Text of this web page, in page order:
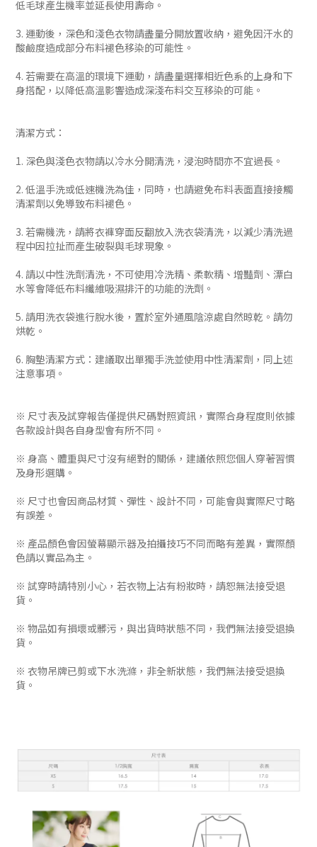
低毛球產生機率並延長使用壽命。
3. 運動後，深色和淺色衣物請盡量分開放置收納，避免因汗水的
酸鹼度造成部分布料褪色移染的可能性。
4. 若需要在高溫的環境下運動，請盡量選擇相近色系的上身和下
身搭配，以降低高溫影響造成深淺布料交互移染的可能。
清潔方式：
1. 深色與淺色衣物請以冷水分開清洗，浸泡時間亦不宜過長。
2. 低溫手洗或低速機洗為佳，同時，也請避免布料表面直接接觸
清潔劑以免導致布料褪色。
3. 若需機洗，請將衣褲穿面反翻放入洗衣袋清洗，以減少清洗過
程中因拉扯而產生破裂與毛球現象。
4. 請以中性洗劑清洗，不可使用冷洗精、柔軟精、增豔劑、漂白
水等會降低布料纖維吸濕排汗的功能的洗劑。
5. 請用洗衣袋進行脫水後，置於室外通風陰涼處自然晾乾。請勿
烘乾。
6. 胸墊清潔方式：建議取出單獨手洗並使用中性清潔劑，同上述
注意事項。
※ 尺寸表及試穿報告僅提供尺碼對照資訊，實際合身程度則依據
各款設計與各自身型會有所不同。
※ 身高、體重與尺寸沒有絕對的關係，建議依照您個人穿著習慣
及身形選購。
※ 尺寸也會因商品材質、彈性、設計不同，可能會與實際尺寸略
有誤差。
※ 產品顏色會因螢幕顯示器及拍攝技巧不同而略有差異，實際顏
色請以實品為主。
※ 試穿時請特別小心，若衣物上沾有粉妝時，請恕無法接受退
貨。
※ 物品如有損壞或髒污，與出貨時狀態不同，我們無法接受退換
貨。
※ 衣物吊牌已剪或下水洗滌，非全新狀態，我們無法接受退換
貨。